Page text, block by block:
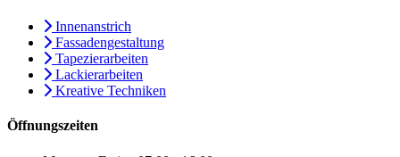
Innenanstrich
Fassadengestaltung
Tapezierarbeiten
Lackierarbeiten
Kreative Techniken
Öffnungszeiten